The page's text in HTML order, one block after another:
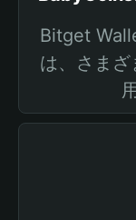
Bitget
は、さま